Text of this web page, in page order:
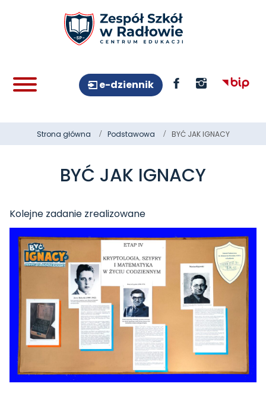
e-dziennik
Strona główna Podstawowa BYĆ JAK IGNACY
BYĆ JAK IGNACY
Kolejne zadanie zrealizowane